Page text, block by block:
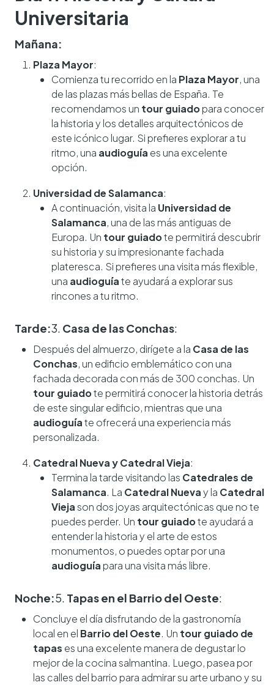
Universitaria
Mañana:
Plaza Mayor:
Comienza tu recorrido en la Plaza Mayor, una
de las plazas más bellas de España. Te
recomendamos un tour guiadopara conocer
la historia y los detalles arquitectónicos de
este icónico lugar. Si prefieres explorar a tu
ritmo, una audioguía es una excelente
opción.
Universidad de Salamanca:
A continuación, visita la Universidad de
Salamanca, una de las más antiguas de
Europa. Un tour guiadote permitirá descubrir
su historia y su impresionante fachada
plateresca. Si prefieres una visita más flexible,
una audioguíate ayudará a explorar sus
rincones a tu ritmo.
Tarde:3. Casa de las Conchas:
Después del almuerzo, dirígete a la Casa de las
Conchas, un edificio emblemático con una
fachada decorada con más de 300 conchas. Un
tour guiadote permitirá conocer la historia detrás
de este singular edificio, mientras que una
audioguíate ofrecerá una experiencia más
personalizada.
Catedral Nueva y Catedral Vieja:
Termina la tarde visitando las Catedrales de
Salamanca. La Catedral Nuevay la Catedral
Viejason dos joyas arquitectónicas que no te
puedes perder. Un tour guiadote ayudará a
entender la historia y el arte de estos
monumentos, o puedes optar por una
audioguía para una visita más libre.
Noche:5. Tapas en el Barrio del Oeste:
Concluye el día disfrutando de la gastronomía
local en el Barrio del Oeste. Un tour guiado de
tapas es una excelente manera de degustar lo
mejor de la cocina salmantina. Luego, pasea por
las calles del barrio para admirar su arte urbano y su